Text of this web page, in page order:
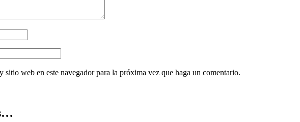
web en este navegador para la próxima vez que haga un comentario.